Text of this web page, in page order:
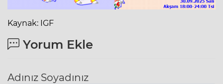
Kaynak: IGF
Yorum Ekle
Adınız Soyadınız